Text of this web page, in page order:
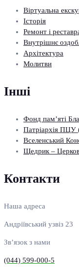
Віртуальна
Історія
Ремонт і
Внутрішнє
Архітектура
Молитви
Інші
Фонд пам’яті
Патріархія
Вселенський
Щедрик –
Контакти
Наша адреса
Андріївський узвіз 23
Зв’язок з нами
(044) 599-000-5